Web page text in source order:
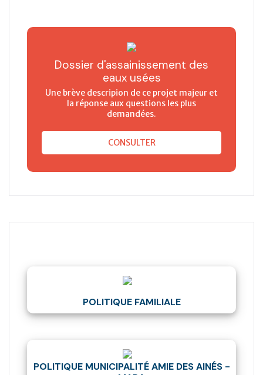
Dossier d'assainissement des
eaux usées
Une brève descripion de ce projet majeur et
la réponse aux questions les plus
demandées.
CONSULTER
POLITIQUE FAMILIALE
POLITIQUE MUNICIPALITÉ AMIE DES AINÉS -